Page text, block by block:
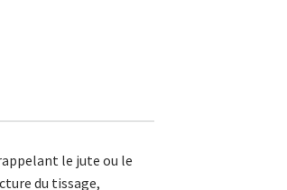
le jute ou le
du tissage,